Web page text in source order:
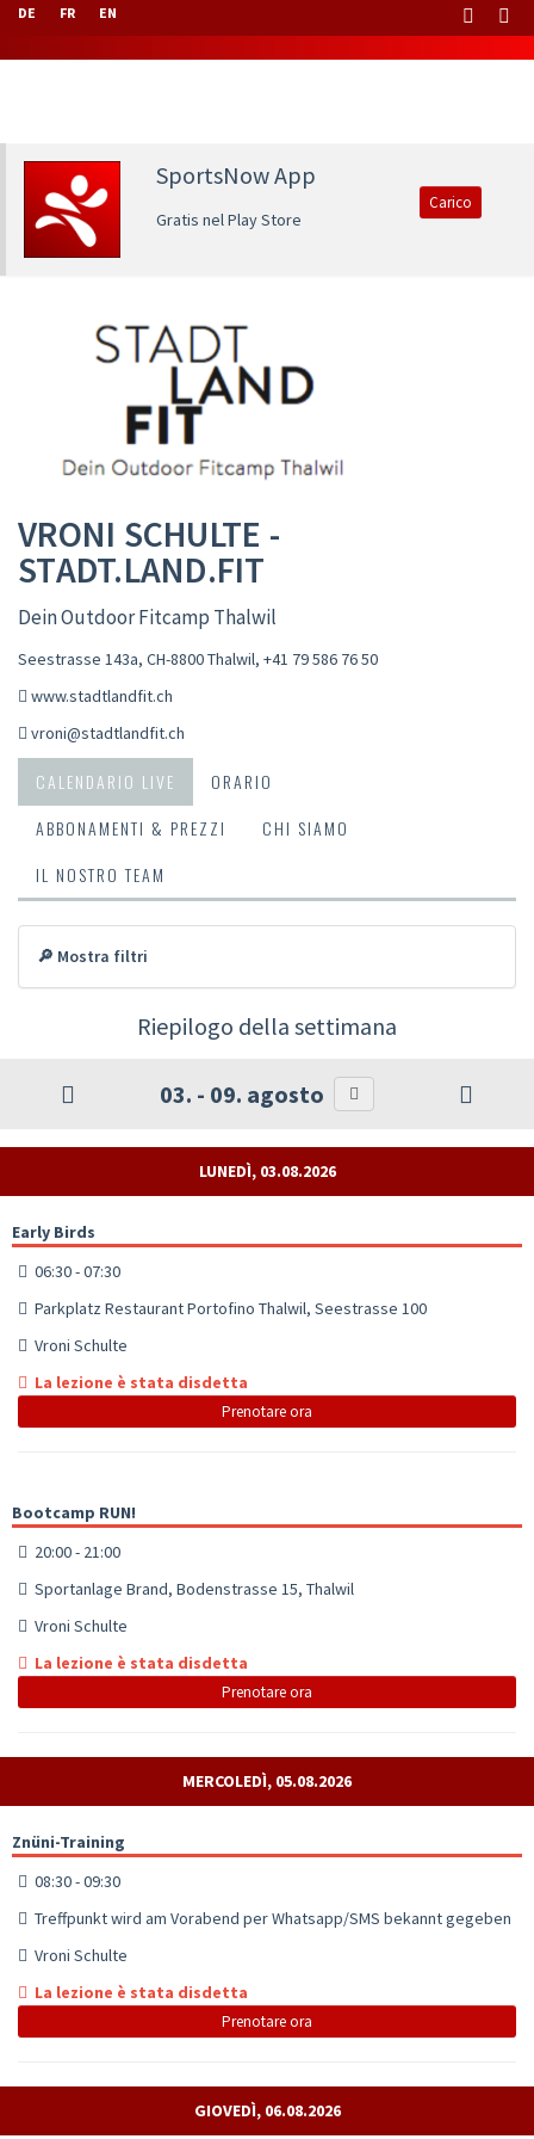
DE FR EN
SportsNow App
Gratis nel Play Store
Carico
VRONI SCHULTE -
STADT.LAND.FIT
Dein Outdoor Fitcamp Thalwil
Seestrasse 143a, CH-8800 Thalwil, +41 79 586 76 50
www.stadtlandfit.ch
vroni@stadtlandfit.ch
CALENDARIO LIVE
ORARIO
ABBONAMENTI & PREZZI
CHI SIAMO
IL NOSTRO TEAM
🔎 Mostra filtri
Riepilogo della settimana
03. - 09. agosto
LUNEDÌ, 03.08.2026
Early Birds
06:30 - 07:30
Parkplatz Restaurant Portofino Thalwil, Seestrasse 100
Vroni Schulte
La lezione è stata disdetta
Prenotare ora
Bootcamp RUN!
20:00 - 21:00
Sportanlage Brand, Bodenstrasse 15, Thalwil
Vroni Schulte
La lezione è stata disdetta
Prenotare ora
MERCOLEDÌ, 05.08.2026
Znüni-Training
08:30 - 09:30
Treffpunkt wird am Vorabend per Whatsapp/SMS bekannt gegeben
Vroni Schulte
La lezione è stata disdetta
Prenotare ora
GIOVEDÌ, 06.08.2026